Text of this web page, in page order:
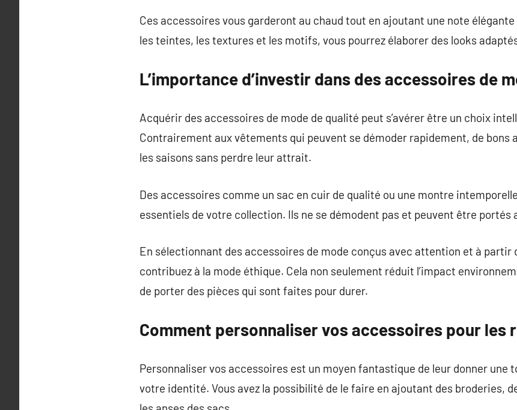
Ces accessoires vous garderont au chaud tout en ajoutant une note
les teintes, les textures et les motifs, vous pourrez élaborer des looks
L’importance d’investir dans des accessoires de
Acquérir des accessoires de mode de qualité peut s’avérer être un choix
Contrairement aux vêtements qui peuvent se démoder rapidement, de
les saisons sans perdre leur attrait.
Des accessoires comme un sac en cuir de qualité ou une montre
essentiels de votre collection. Ils ne se démodent pas et peuvent être portés
En sélectionnant des accessoires de mode conçus avec attention et à partir
contribuez à la mode éthique. Cela non seulement réduit l’impact
de porter des pièces qui sont faites pour durer.
Comment personnaliser vos accessoires pour les
Personnaliser vos accessoires est un moyen fantastique de leur donner une
votre identité. Vous avez la possibilité de le faire en ajoutant des broderies,